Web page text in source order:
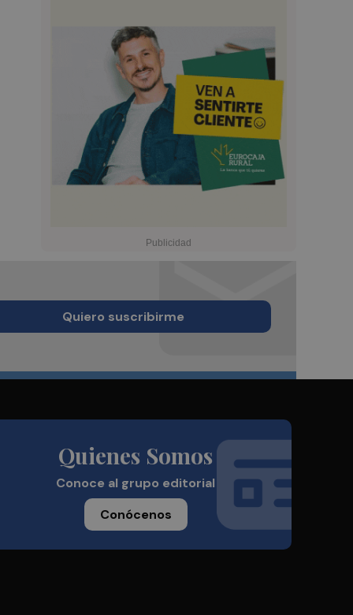
Quiero suscribirme
Quienes Somos
Conoce al grupo editorial
Conócenos